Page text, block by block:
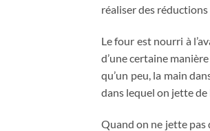
réaliser des
Le four est nourri à
d’une certaine
qu’un peu, la main
dans lequel on jette
Quand on ne jette pas